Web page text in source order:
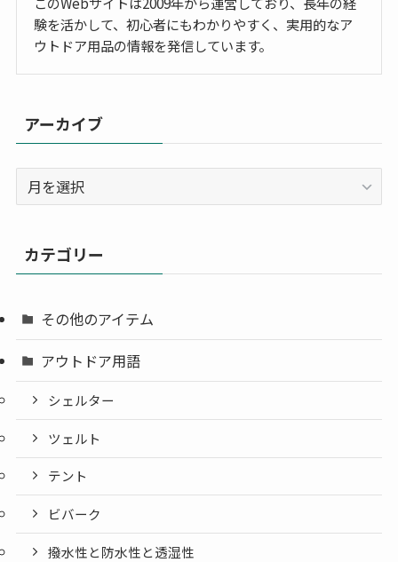
験を活かして、初心者にもわかりやすく、実用的なア
ウトドア用品の情報を発信しています。
アーカイブ
ー
ブ
カテゴリー
その他のアイテム
アウトドア用語
シェルター
ツェルト
テント
ビバーク
撥水性と防水性と透湿性